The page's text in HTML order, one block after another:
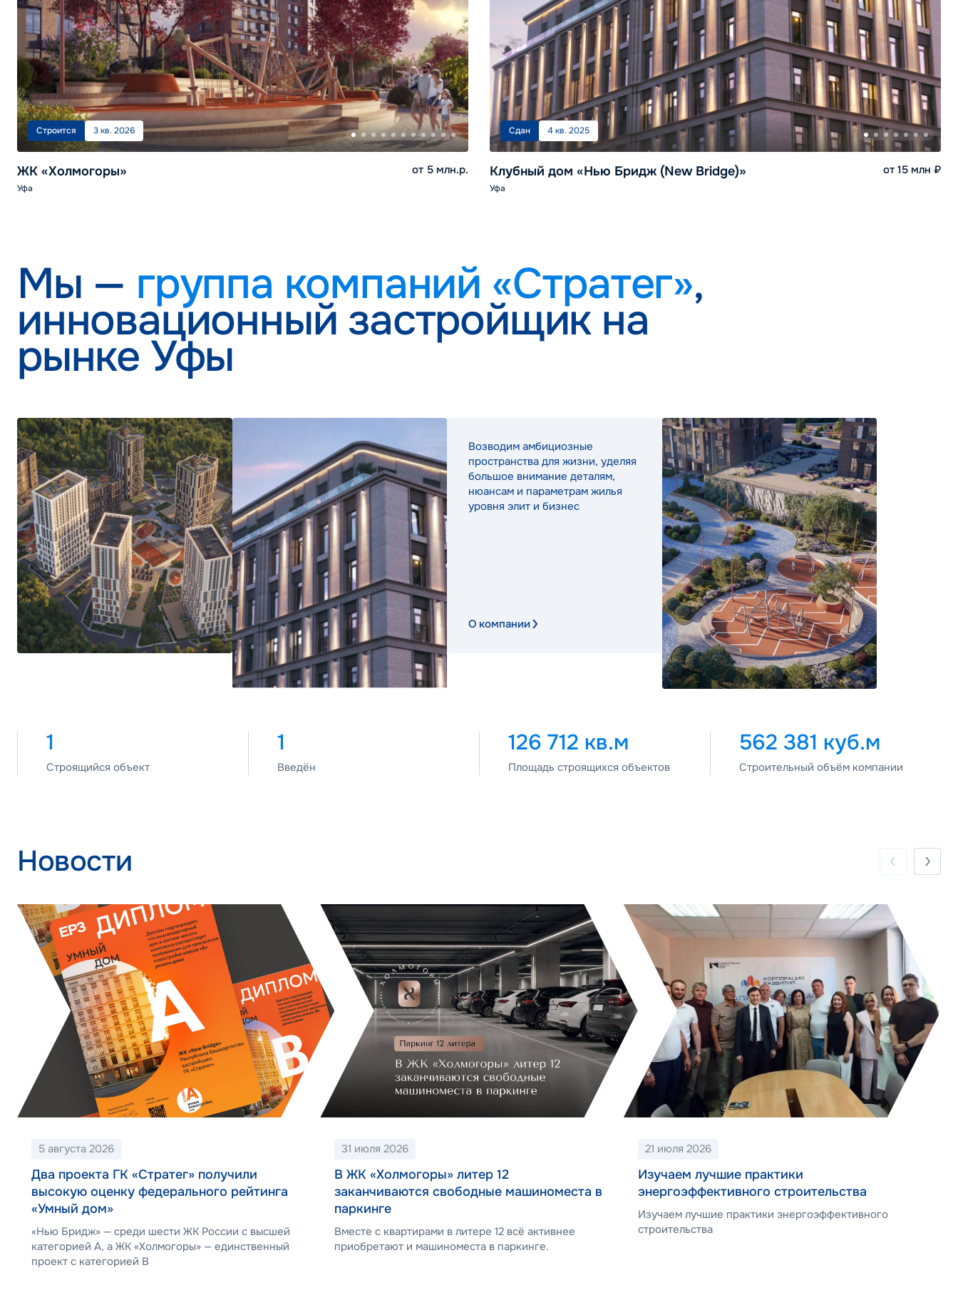
Строится 3 кв. 2026
ЖК «Холмогоры»
Уфа
от 5 млн.р.
Сдан 4 кв. 2025
Клубный дом «Нью Бридж (New Bridge)»
Уфа
от 15 млн ₽
Мы — группа компаний «Стратег»,
инновационный застройщик на
рынке Уфы
Возводим амбициозные
пространства для жизни, уделяя
большое внимание деталям,
нюансам и параметрам жилья
уровня элит и бизнес
О компании
1
Строящийся объект
1
Введён
126 712 кв.м
Площадь строящихся объектов
562 381 куб.м
Строительный объём компании
Новости
5 августа 2026
Два проекта ГК «Стратег» получили
высокую оценку федерального рейтинга
«Умный дом»
«Нью Бридж» — среди шести ЖК России с высшей
категорией А, а ЖК «Холмогоры» — единственный
проект с категорией В
31 июля 2026
В ЖК «Холмогоры» литер 12
заканчиваются свободные машиноместа в
паркинге
Вместе с квартирами в литере 12 всё активнее
приобретают и машиноместа в паркинге.
21 июля 2026
Изучаем лучшие практики
энергоэффективного строительства
Изучаем лучшие практики энергоэффективного
строительства